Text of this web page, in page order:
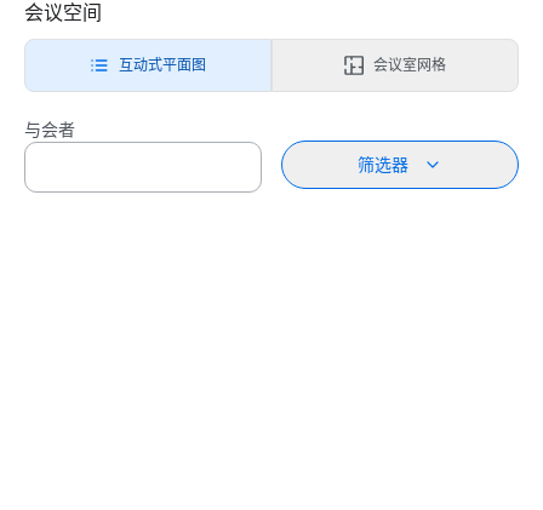
会议空间
互动式平面图 会议室网格
与会者
筛选器